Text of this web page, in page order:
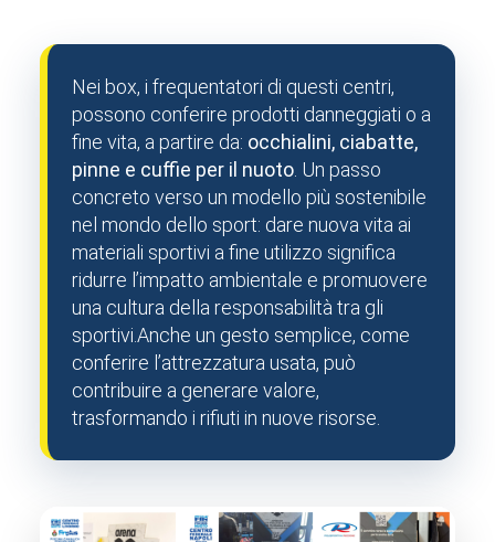
Nei box, i frequentatori di questi centri,
possono conferire prodotti danneggiati o a
fine vita, a partire da: occhialini, ciabatte,
pinne e cuffie per il nuoto . Un passo
concreto verso un modello più sostenibile
nel mondo dello sport: dare nuova vita ai
materiali sportivi a fine utilizzo significa
ridurre l’impatto ambientale e promuovere
una cultura della responsabilità tra gli
sportivi.Anche un gesto semplice, come
conferire l’attrezzatura usata, può
contribuire a generare valore,
trasformando i rifiuti in nuove risorse.